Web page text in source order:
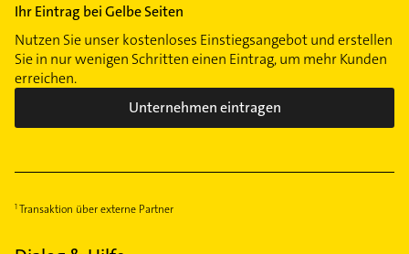
Ihr Eintrag bei Gelbe Seiten
Nutzen Sie unser kostenloses Einstiegsangebot und erstellen
Sie in nur wenigen Schritten einen Eintrag, um mehr Kunden
erreichen.
Unternehmen eintragen
Transaktion über externe Partner